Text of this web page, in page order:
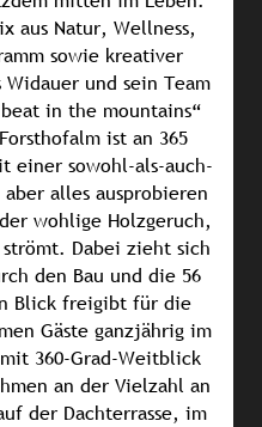
aus Natur, Wellness,
sowie kreativer
und sein Team
in the mountains“
ist an 365
einer sowohl-als-auch-
alles ausprobieren
wohlige Holzgeruch,
strömt. Dabei zieht sich
den Bau und die 56
Blick freigibt für die
Gäste ganzjährig im
360-Grad-Weitblick
an der Vielzahl an
der Dachterrasse, im